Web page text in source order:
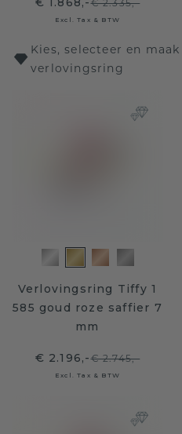
€ 2.335,-
Excl. Tax & BTW
Kies, selecteer en
verlovingsring
Verlovingsring Tiffy 1
585 goud roze saffier 7
mm
€ 2.196,-€ 2.745,-
Excl. Tax & BTW